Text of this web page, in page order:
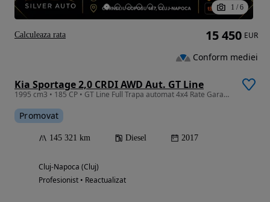
1 / 6
Kia Sportage 2,0 CRDI AWD Aut. GT Line
1995 cm3 • 185 CP • GT Line Full Trapa automat 4x4 Rate Garantie 24 luni Finantare
Promovat
145 321 km Diesel 2017
Cluj-Napoca (Cluj)
Profesionist • Reactualizat
15 450 EUR
Conform mediei
Calculeaza rata